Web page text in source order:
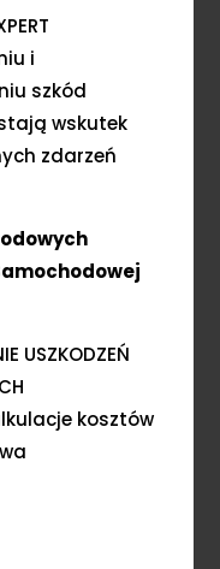
i
szkód
wskutek
zdarzeń
USZKODZEŃ
kosztów